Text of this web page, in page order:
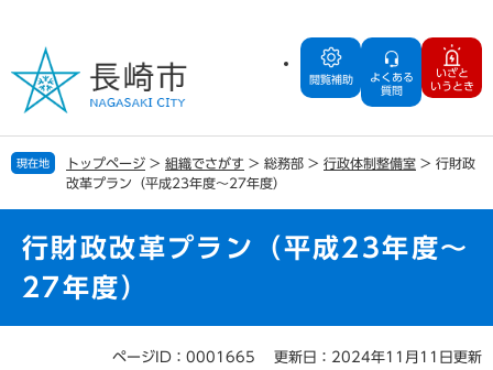
の
で
す
ー
ば
し
閲覧補助
よくある
質問
いざと
いうとき
現在地 トップページ > 組織でさがす > 総務部 > 行政体制整備室 > 行財政
改革プラン（平成23年度～27年度）
行財政改革プラン（平成23年度～
27年度）
ページID：0001665 更新日：2024年11月11日更新